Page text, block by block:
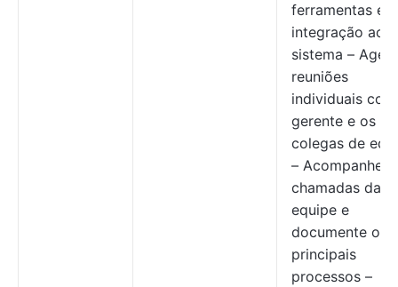
ferramentas e
integração ao
sistema –
reuniões
individuais
gerente e os
colegas de
– Acompanhe
chamadas da
equipe e
documente os
principais
processos –